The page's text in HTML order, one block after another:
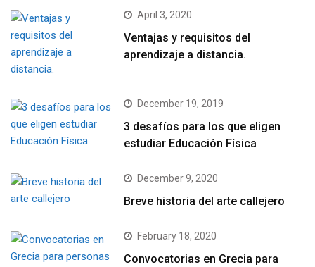
April 3, 2020
Ventajas y requisitos del
aprendizaje a distancia.
December 19, 2019
3 desafíos para los que eligen
estudiar Educación Física
December 9, 2020
Breve historia del arte callejero
February 18, 2020
Convocatorias en Grecia para